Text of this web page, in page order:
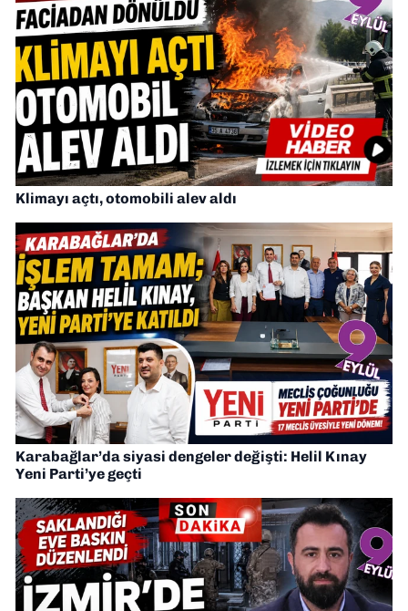
Klimayı açtı, otomobili alev aldı
Karabağlar’da siyasi dengeler değişti: Helil Kınay
Yeni Parti’ye geçti